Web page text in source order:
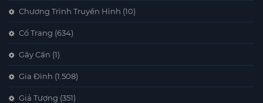
Chương Trình Truyền Hình (10)
Cổ Trang (634)
Gây Cấn (1)
Gia Đình (1.508)
Giả Tượng (351)